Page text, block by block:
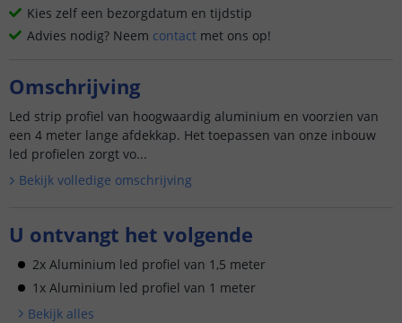
Kies zelf een bezorgdatum en tijdstip
Advies nodig? Neem contact met ons op!
Omschrijving
Led strip profiel van hoogwaardig aluminium en voorzien van
een 4 meter lange afdekkap. Het toepassen van onze inbouw
led profielen zorgt vo...
Bekijk volledige omschrijving
U ontvangt het volgende
2x Aluminium led profiel van 1,5 meter
1x Aluminium led profiel van 1 meter
Bekijk alles